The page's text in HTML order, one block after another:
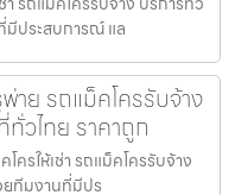
มีประสบการณ์ แล
าย รถแม็คโครรับจ้าง
วไทย ราคาถูก
ครให้เช่า รถแม็คโครรับจ้าง
ยทีมงานที่มีปร